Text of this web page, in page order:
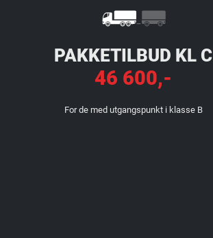
PAKKETILBUD KL C
46 600,-
For de med utgangspunkt i klasse B